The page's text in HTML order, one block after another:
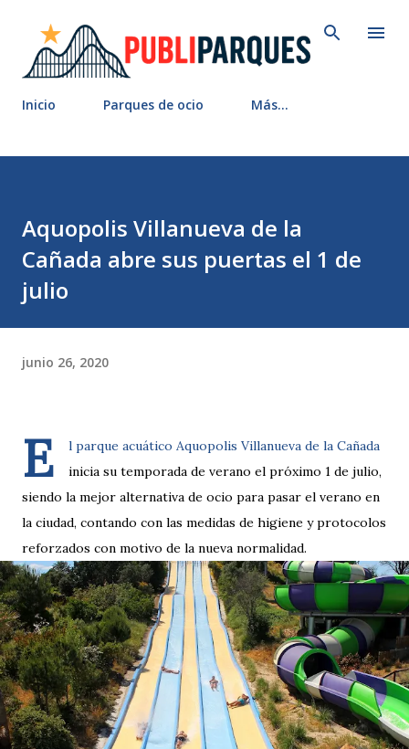
Inicio Parques de ocio Más…
Aquopolis Villanueva de la
Cañada abre sus puertas el 1 de
julio
junio 26, 2020
E
l parque acuático Aquopolis Villanueva de la Cañada
inicia su temporada de verano el próximo 1 de julio,
siendo la mejor alternativa de ocio para pasar el verano en
la ciudad, contando con las medidas de higiene y protocolos
reforzados con motivo de la nueva normalidad.